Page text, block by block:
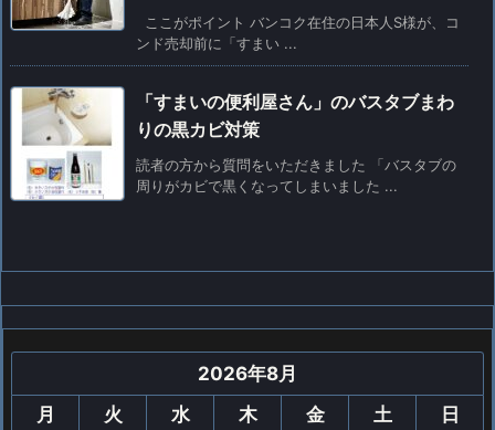
ここがポイント バンコク在住の日本人S様が、コ
ンド売却前に「すまい ...
「すまいの便利屋さん」のバスタブまわ
りの黒カビ対策
読者の方から質問をいただきました 「バスタブの
周りがカビで黒くなってしまいました ...
2026年8月
月
火 水 木 金 土
日